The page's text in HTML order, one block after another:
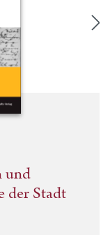
und
der Stadt